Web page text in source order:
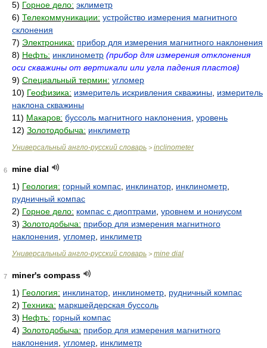
5) Горное дело: эклиметр
6) Телекоммуникации: устройство измерения магнитного
склонения
7) Электроника: прибор для измерения магнитного наклонения
8) Нефть: инклинометр (прибор для измерения отклонения
оси скважины от вертикали или угла падения пластов)
9) Специальный термин: угломер
10) Геофизика: измеритель искривления скважины
измеритель
наклона скважины
11) Макаров: буссоль магнитного наклонения уровень
12) Золотодобыча: инклиметр
Универсальный англо-русский словарь > inclinometer
6
mine dial
1) Геология: горный компас инклинатор инклинометр
рудничный компас
2) Горное дело: компас с диоптрами уровнем и нониусом
3) Золотодобыча: прибор для измерения магнитного
наклонения угломер инклиметр
Универсальный англо-русский словарь > mine dial
7
miner's compass
1) Геология: инклинатор инклинометр рудничный компас
2) Техника: маркшейдерская буссоль
3) Нефть: горный компас
4) Золотодобыча: прибор для измерения магнитного
наклонения угломер инклиметр